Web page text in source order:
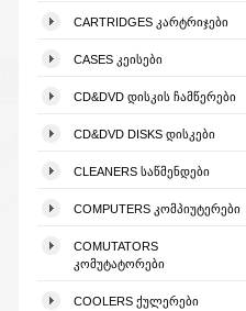
CARTRIDGES ᲙᲐᲠᲢᲠᲘᲯᲔᲑᲘ
CASES ᲙᲔᲘᲡᲔᲑᲘ
CD&DVD ᲓᲘᲡᲙᲘᲡ ᲩᲐᲛᲬᲔᲠᲔᲑᲘ
CD&DVD DISKS ᲓᲘᲡᲙᲔᲑᲘ
CLEANERS ᲡᲐᲬᲛᲔᲜᲓᲔᲑᲘ
COMPUTERS ᲙᲝᲛᲞᲘᲣᲢᲔᲠᲔᲑᲘ
COMUTATORS
ᲙᲝᲛᲣᲢᲐᲢᲝᲠᲔᲑᲘ
COOLERS ᲥᲣᲚᲔᲠᲔᲑᲘ